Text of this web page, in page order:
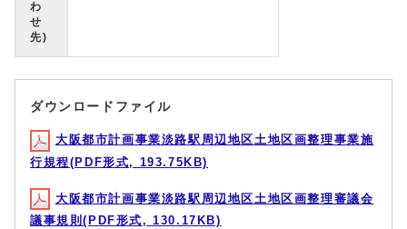
わ
せ
先)
ダウンロードファイル
大阪都市計画事業淡路駅周辺地区土地区画整理事業施
行規程(PDF形式, 193.75KB)
大阪都市計画事業淡路駅周辺地区土地区画整理審議会
議事規則(PDF形式, 130.17KB)